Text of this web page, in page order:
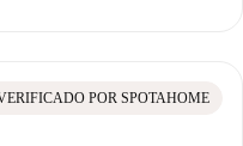
POR SPOTAHOME